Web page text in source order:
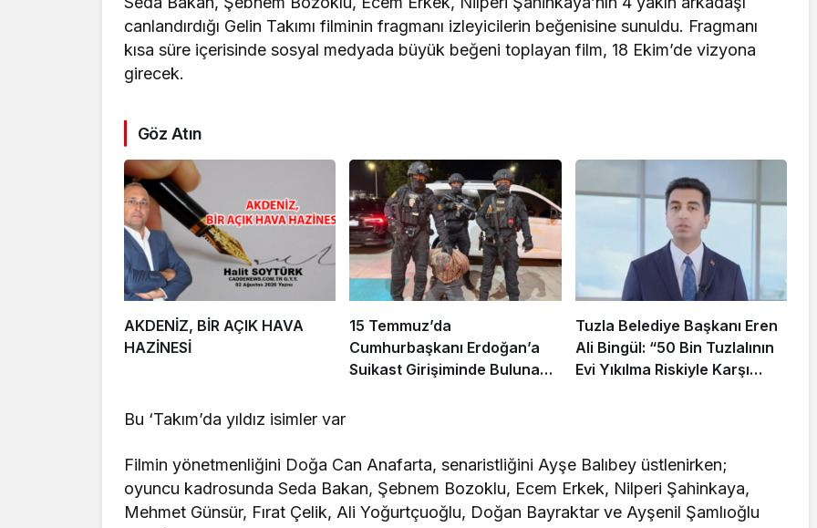
canlandırdığı Gelin Takımı filminin fragmanı izleyicilerin beğenisine sunuldu. Fragmanı
kısa süre içerisinde sosyal medyada büyük beğeni toplayan film, 18 Ekim’de vizyona
girecek.
Göz Atın
AKDENİZ, BİR AÇIK HAVA
HAZİNESİ
15 Temmuz’da
Cumhurbaşkanı Erdoğan’a
Suikast Girişiminde Bulunan
Tuzla Belediye Başkanı Eren
Ali Bingül: “50 Bin Tuzlalının
Evi Yıkılma Riskiyle Karşı
Bu ‘Takım’da yıldız isimler var
Filmin yönetmenliğini Doğa Can Anafarta, senaristliğini Ayşe Balıbey üstlenirken;
oyuncu kadrosunda Seda Bakan, Şebnem Bozoklu, Ecem Erkek, Nilperi Şahinkaya,
Mehmet Günsür, Fırat Çelik, Ali Yoğurtçuoğlu, Doğan Bayraktar ve Ayşenil Şamlıoğlu